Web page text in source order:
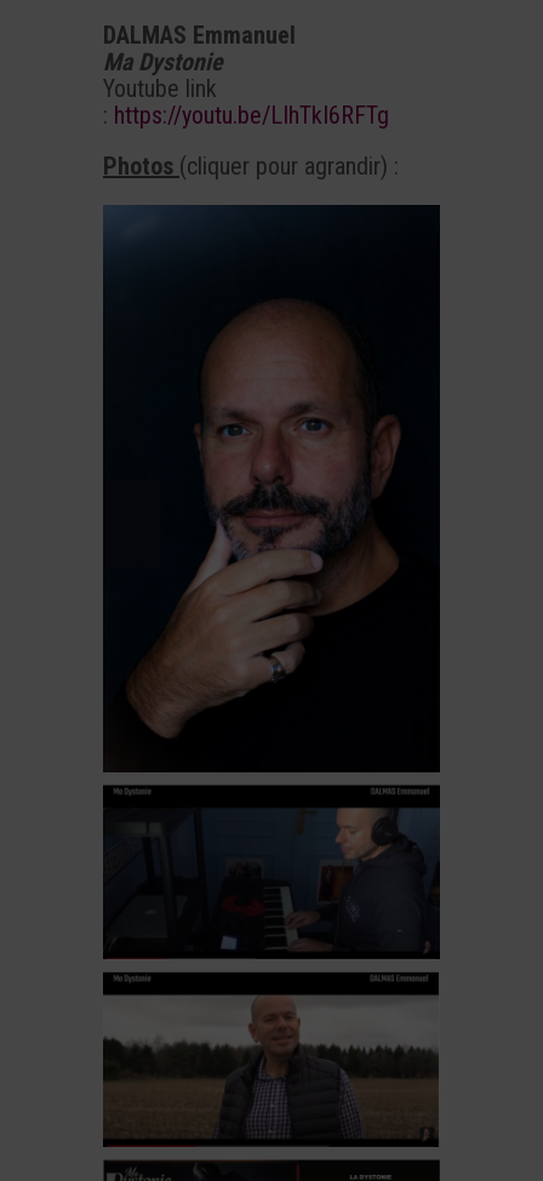
DALMAS Emmanuel
Ma Dystonie
Youtube link
: https://youtu.be/LIhTkI6RFTg
Photos (cliquer pour agrandir) :